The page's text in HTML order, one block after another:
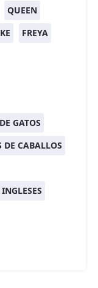
QUEEN
FREYA
GATOS
DE CABALLOS